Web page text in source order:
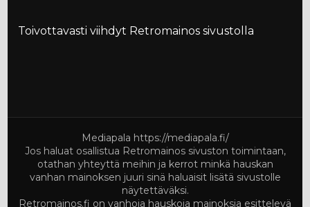
Toivottavasti viihdyt Retromainos sivustolla
Mediapala https://mediapala.fi/
Jos haluat osallistua Retromainos sivuston toimintaan,
otathan yhteyttä meihin ja kerrot minkä hauskan
vanhan mainoksen juuri sinä haluaisit lisätä sivustolle
näytettäväksi.
Retromainos.fi on vanhoja hauskoja mainoksia esittelevä